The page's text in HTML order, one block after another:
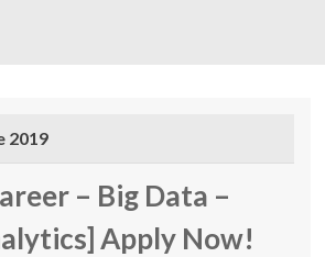
2019
– Big Data –
Apply Now!